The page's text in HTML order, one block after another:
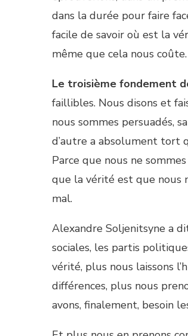
dans la durée pour faire
facile de savoir où est la
même que cela nous coûte.
Le troisième fondement
faillibles. Nous disons et
nous sommes persuadés,
d’autre a absolument tort
Parce que nous ne
que la vérité est que nous
mal.
Alexandre Soljenitsyne a
sociales, les partis
vérité, plus nous laissons
différences, plus nous
avons, finalement, besoin